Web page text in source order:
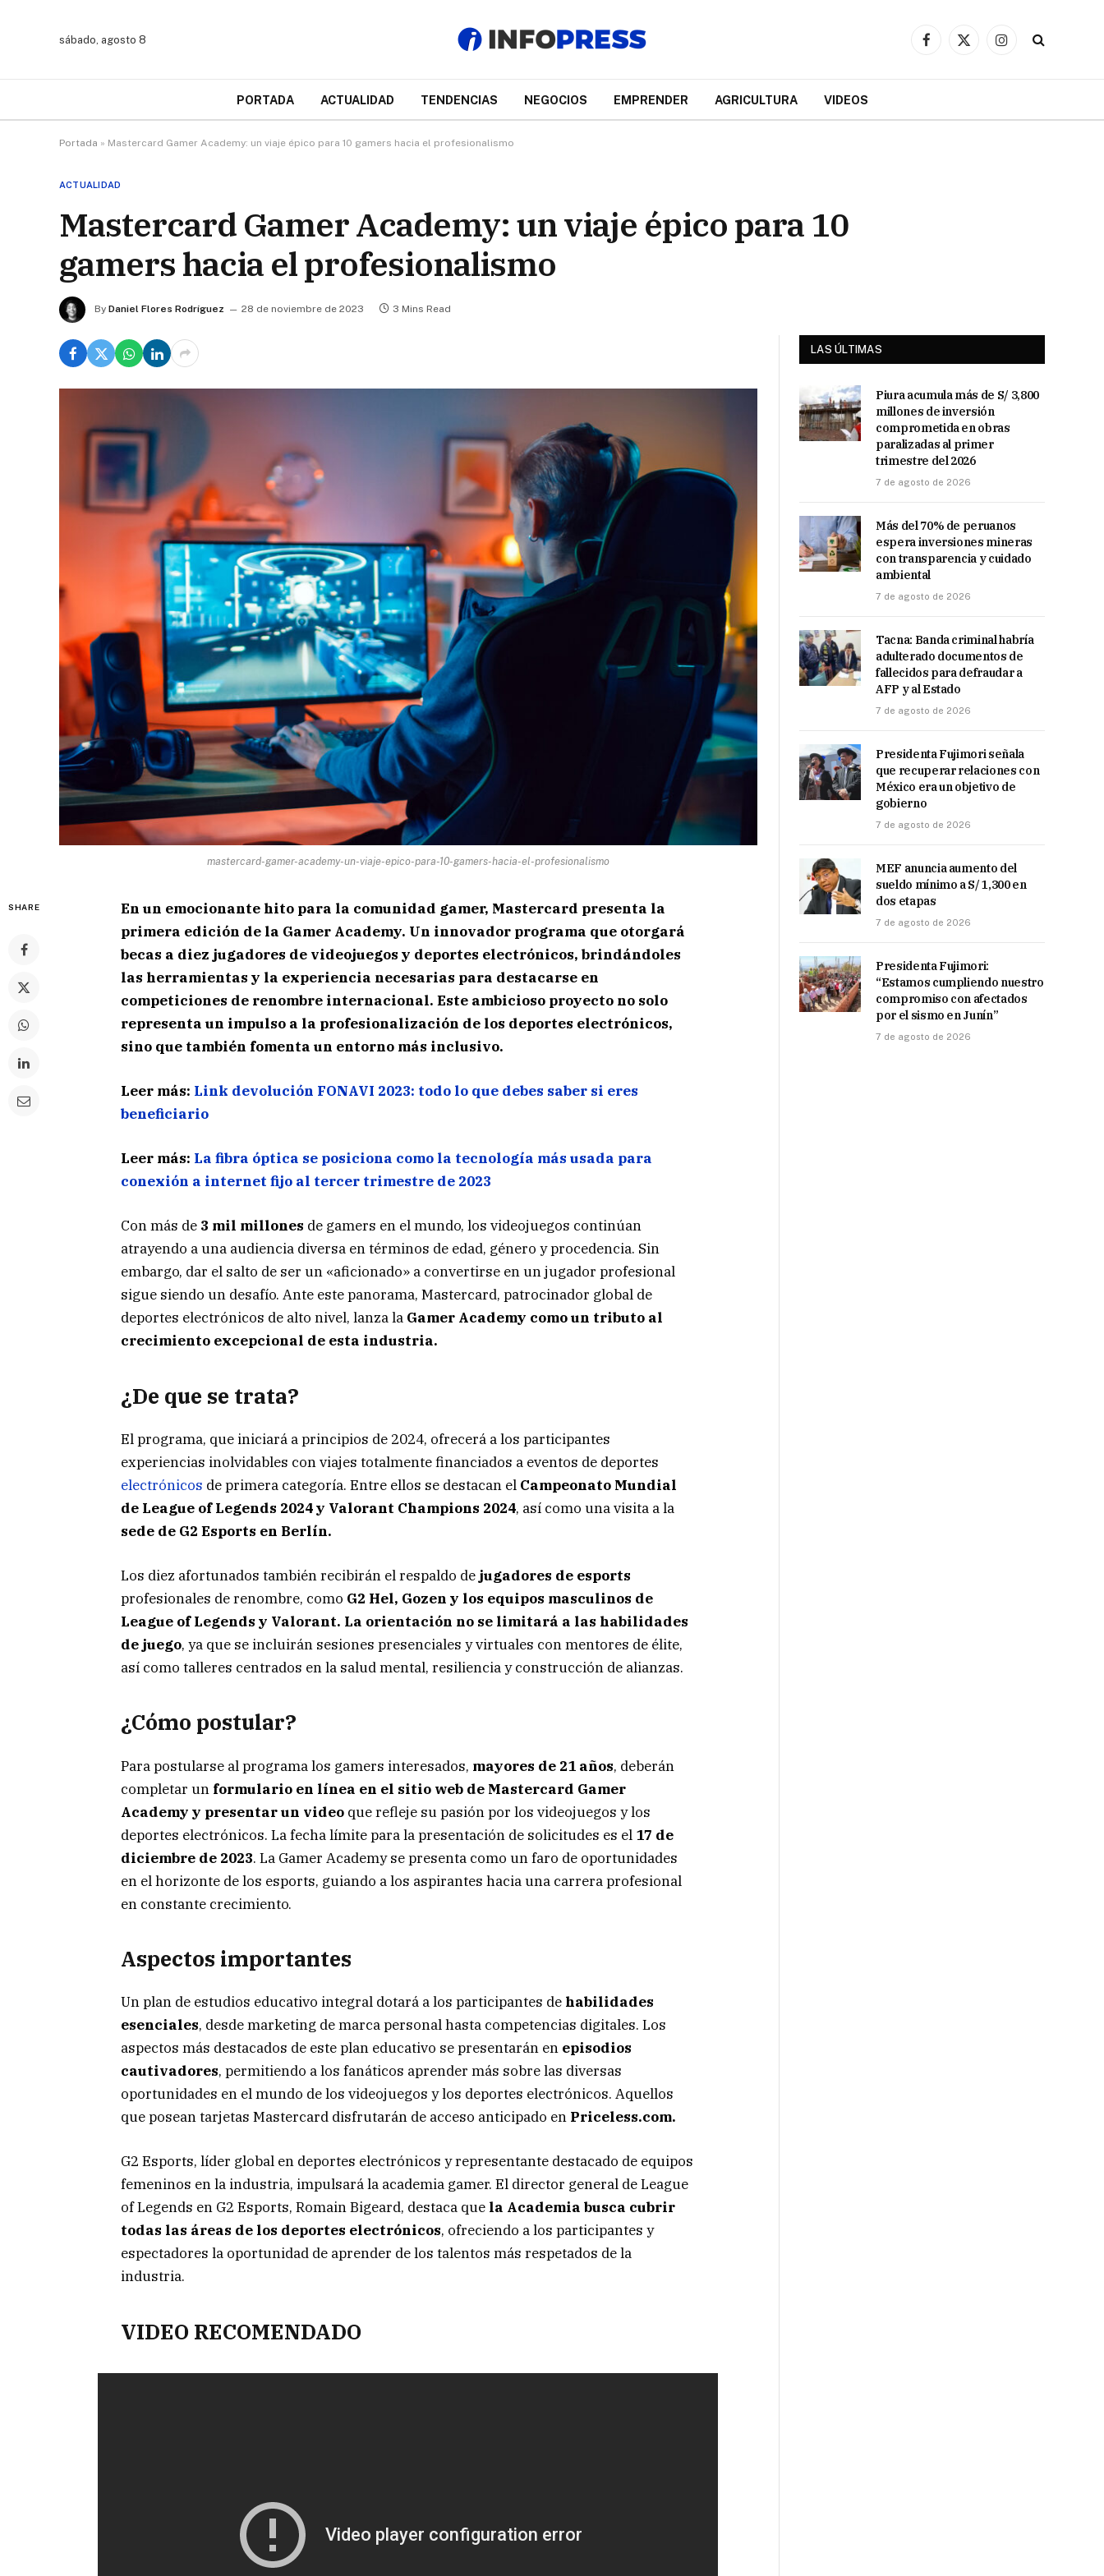
sábado, agosto 8
Facebook
X
Instagram
PORTADA ACTUALIDAD TENDENCIAS NEGOCIOS EMPRENDER AGRICULTURA VIDEOS
Portada » Mastercard Gamer Academy: un viaje épico para 10 gamers hacia el profesionalismo
ACTUALIDAD
Mastercard Gamer Academy: un viaje épico para 10
gamers hacia el profesionalismo
By Daniel Flores Rodríguez 28 de noviembre de 2023 3 Mins Read
mastercard-gamer-academy-un-viaje-epico-para-10-gamers-hacia-el-profesionalismo
SHARE
En un emocionante hito para la comunidad gamer, Mastercard presenta la
primera edición de la Gamer Academy. Un innovador programa que otorgará
becas a diez jugadores de videojuegos y deportes electrónicos, brindándoles
las herramientas y la experiencia necesarias para destacarse en
competiciones de renombre internacional. Este ambicioso proyecto no solo
representa un impulso a la profesionalización de los deportes electrónicos,
sino que también fomenta un entorno más inclusivo.
Leer más: Link devolución FONAVI 2023: todo lo que debes saber si eres
beneficiario
Leer más: La fibra óptica se posiciona como la tecnología más usada para
conexión a internet fijo al tercer trimestre de 2023
Con más de 3 mil millones de gamers en el mundo, los videojuegos continúan
atrayendo a una audiencia diversa en términos de edad, género y procedencia. Sin
embargo, dar el salto de ser un «aficionado» a convertirse en un jugador profesional
sigue siendo un desafío. Ante este panorama, Mastercard, patrocinador global de
deportes electrónicos de alto nivel, lanza la Gamer Academy como un tributo al
crecimiento excepcional de esta industria.
¿De que se trata?
El programa, que iniciará a principios de 2024, ofrecerá a los participantes
experiencias inolvidables con viajes totalmente financiados a eventos de deportes
electrónicos de primera categoría. Entre ellos se destacan el Campeonato Mundial
de League of Legends 2024 y Valorant Champions 2024, así como una visita a la
sede de G2 Esports en Berlín.
Los diez afortunados también recibirán el respaldo de jugadores de esports
profesionales de renombre, como G2 Hel, Gozen y los equipos masculinos de
League of Legends y Valorant. La orientación no se limitará a las habilidades
de juego, ya que se incluirán sesiones presenciales y virtuales con mentores de élite,
así como talleres centrados en la salud mental, resiliencia y construcción de alianzas.
¿Cómo postular?
Para postularse al programa los gamers interesados, mayores de 21 años, deberán
completar un formulario en línea en el sitio web de Mastercard Gamer
Academy y presentar un video que refleje su pasión por los videojuegos y los
deportes electrónicos. La fecha límite para la presentación de solicitudes es el 17 de
diciembre de 2023. La Gamer Academy se presenta como un faro de oportunidades
en el horizonte de los esports, guiando a los aspirantes hacia una carrera profesional
en constante crecimiento.
Aspectos importantes
Un plan de estudios educativo integral dotará a los participantes de habilidades
esenciales, desde marketing de marca personal hasta competencias digitales. Los
aspectos más destacados de este plan educativo se presentarán en episodios
cautivadores, permitiendo a los fanáticos aprender más sobre las diversas
oportunidades en el mundo de los videojuegos y los deportes electrónicos. Aquellos
que posean tarjetas Mastercard disfrutarán de acceso anticipado en Priceless.com.
G2 Esports, líder global en deportes electrónicos y representante destacado de equipos
femeninos en la industria, impulsará la academia gamer. El director general de League
of Legends en G2 Esports, Romain Bigeard, destaca que la Academia busca cubrir
todas las áreas de los deportes electrónicos, ofreciendo a los participantes y
espectadores la oportunidad de aprender de los talentos más respetados de la
industria.
VIDEO RECOMENDADO
LAS ÚLTIMAS
Piura acumula más de S/ 3,800
millones de inversión
comprometida en obras
paralizadas al primer
trimestre del 2026
7 de agosto de 2026
Más del 70% de peruanos
espera inversiones mineras
con transparencia y cuidado
ambiental
7 de agosto de 2026
Tacna: Banda criminal habría
adulterado documentos de
fallecidos para defraudar a
AFP y al Estado
7 de agosto de 2026
Presidenta Fujimori señala
que recuperar relaciones con
México era un objetivo de
gobierno
7 de agosto de 2026
MEF anuncia aumento del
sueldo mínimo a S/ 1,300 en
dos etapas
7 de agosto de 2026
Presidenta Fujimori:
“Estamos cumpliendo nuestro
compromiso con afectados
por el sismo en Junín”
7 de agosto de 2026